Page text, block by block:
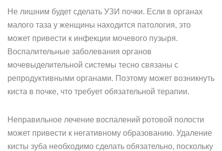
Не лишним будет сделать УЗИ почки. Если в органах
малого таза у женщины находится патология, это
может привести к инфекции мочевого пузыря.
Воспалительные заболевания органов
мочевыделительной системы тесно связаны с
репродуктивными органами. Поэтому может возникнуть
киста в почке, что требует обязательной терапии.
Неправильное лечение воспалений ротовой полости
может привести к негативному образованию. Удаление
кисты зуба необходимо сделать обязательно, поскольку